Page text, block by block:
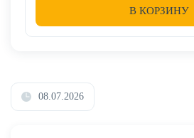
В КОРЗИНУ
08.07.2026